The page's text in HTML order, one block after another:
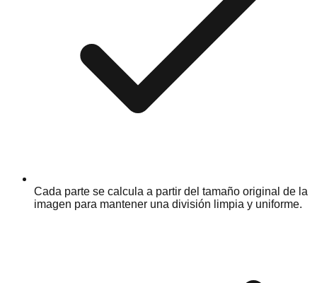
Cada parte se calcula a partir del tamaño original de la
imagen para mantener una división limpia y uniforme.